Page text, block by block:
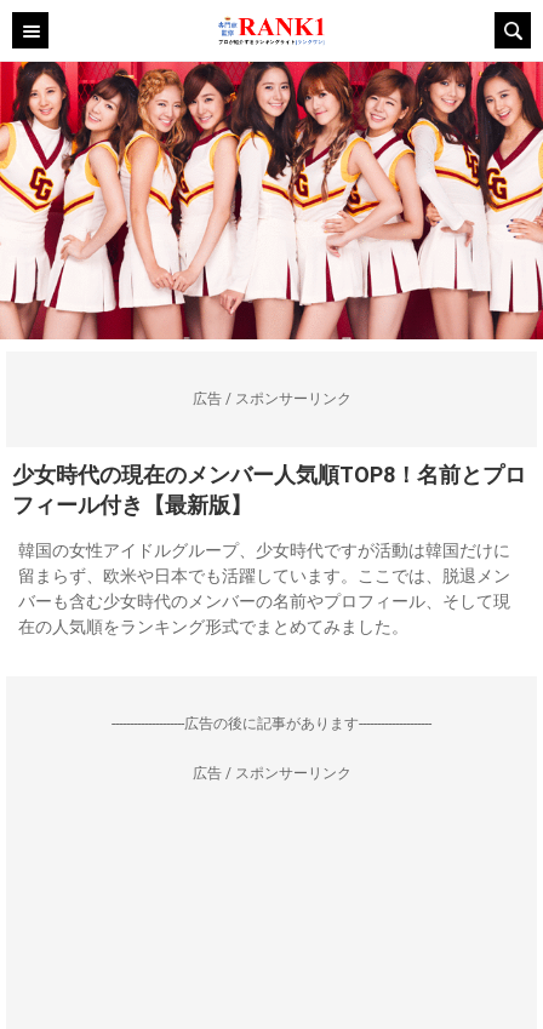
広告 / スポンサーリンク
少女時代の現在のメンバー人気順TOP8！名前とプロ
フィール付き【最新版】
韓国の女性アイドルグループ、少女時代ですが活動は韓国だけに
留まらず、欧米や日本でも活躍しています。ここでは、脱退メン
バーも含む少女時代のメンバーの名前やプロフィール、そして現
在の人気順をランキング形式でまとめてみました。
--------------------広告の後に記事があります--------------------
広告 / スポンサーリンク